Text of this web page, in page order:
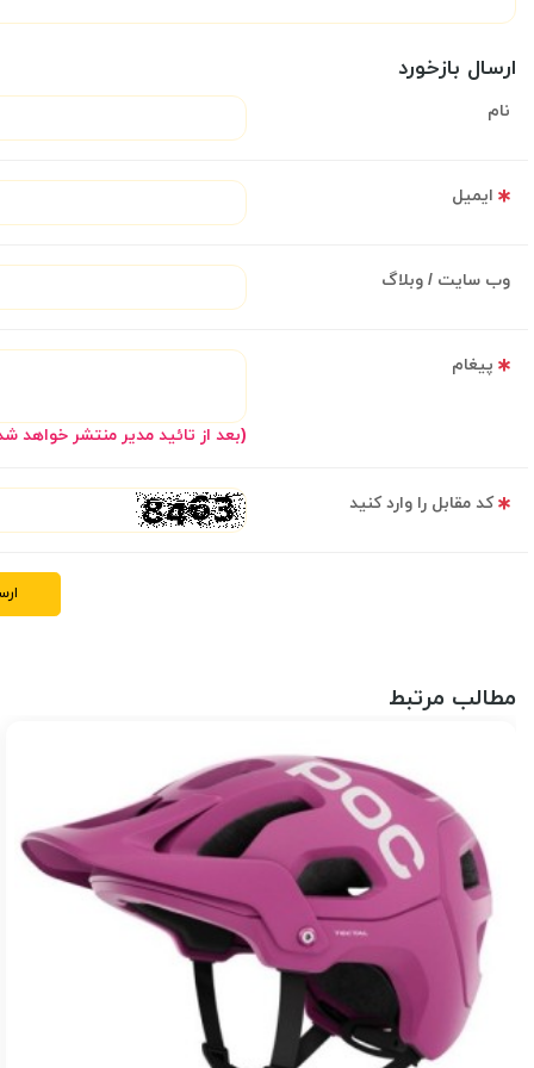
ارسال بازخورد
نام
ایمیل
وب سایت / وبلاگ
پیغام
(بعد از تائید مدیر منتشر خواهد
کد مقابل را وارد کنید
مطالب مرتبط